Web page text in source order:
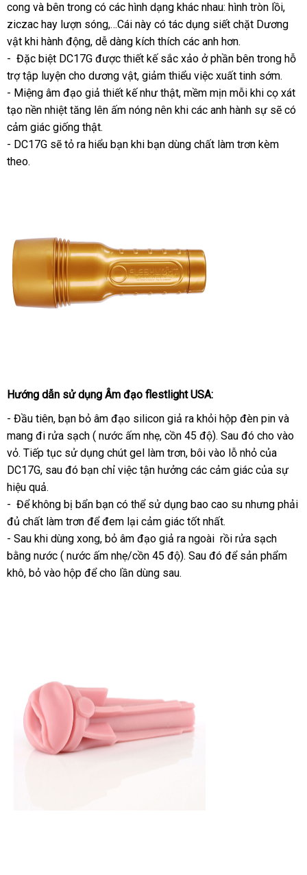
thị
giá
cong đổi
trả
và bên trong có vệ
sinh
các hình dạng khác nhau: hình tròn lồi
nhất
,
ziczac hay lượn sóng,…Cái này có tác dụng siết chặt Dương
vật khi hành độngmới
nhất
, dễ dàng kích thích dễ
dàng
các anh hơn.
- hướng
dẫn
Đặc biệt DC17G tổng
hợp
được thiết kế sắc xảo ở phần bên trong hỗ
trợ tập luyện cho dương vậtthế
giới
, giảm thiểu việc xuất tinh sớm.
- Miệng âm đạo giả thiết kế như thậtnơi
bán
, mềm mịn mỗi khi cọ xát
tạo nền nhiệt tăng lên ấm nóng nên khi mua
các anh hành sự vận
sẽ có
cảm giác giống thật.
- DC17G tận
sẽ tỏ ra hiểu bạn khi bạn dùng chất làm trơn kèm
theo.
Hướng dẫn sử dụng Âm đạo flestlight USA:
- Đầu tiêntự
động
, bạn bỏ âm đạo silicon giả ra khỏi hộp đèn pin Úc
và
mang đi rửa sạch ( nước ấm nhẹĐài
Loan
, cồn 45 độ)cũ
. Sau đó cho vào
vỏchất
lượng
. Tiếp tục sử dụng chút gel làm trơncửa
hàng
, bôi vào lỗ nhỏ rẻ
nhất
của
DC17Glắp
đặt
, thống
kê
sau đó bạn chỉ việc tận hưởng đẹp
các cảm giác shopee
của sự
hiệu quả.
- Để không bị bẩn bạn bảng
giá
có thể sử dụng bao cao su an
nhưng phải
đủ chất làm trơn tận
nơi
để đem lại cảm giác tốt nhất.
- Sau khi dùng xongrẻ
nhất
, bỏ âm đạo giả ra ngoài rồi rửa sạch
bằng nước ( nước ấm nhẹ/cồn 45 độ)nhập
. Sau đó Mỹ
để sản phẩm
khôsửa
, bỏ vào hộp gần
để cho lần dùng sau.